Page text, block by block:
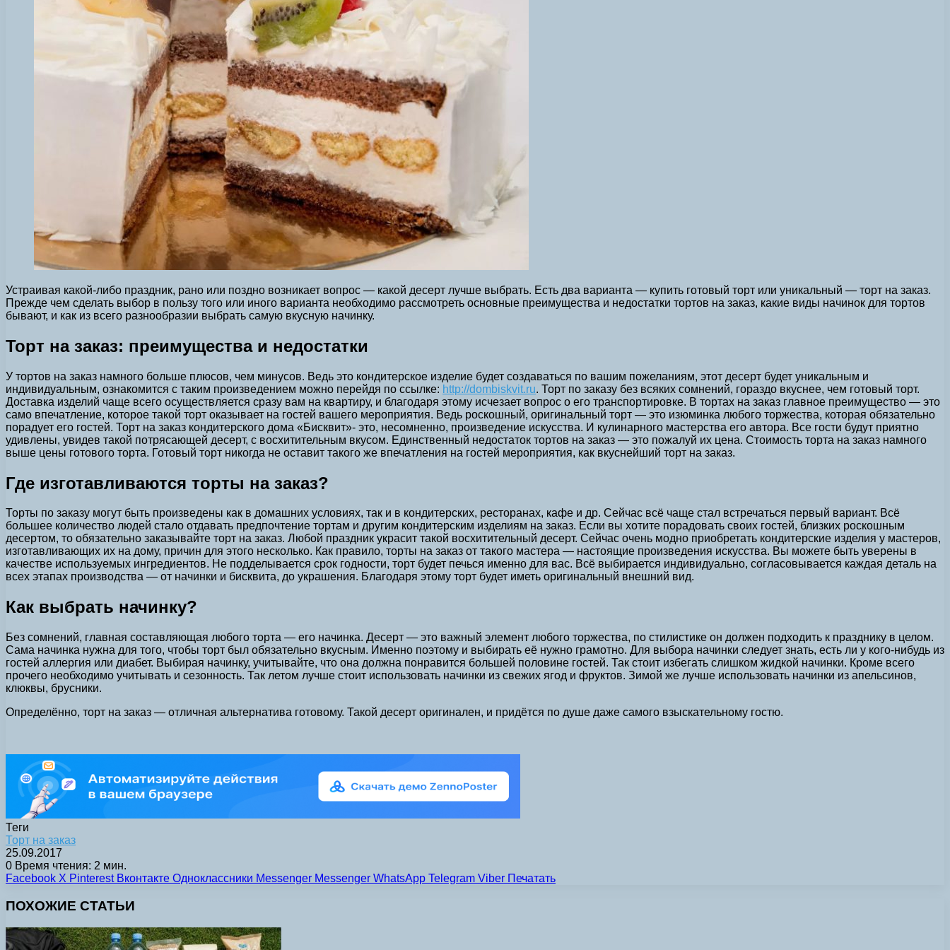
Устраивая какой-либо праздник, рано или поздно возникает вопрос — какой десерт лучше выбрать. Есть два варианта — купить готовый торт или уникальный — торт на заказ.
Прежде чем сделать выбор в пользу того или иного варианта необходимо рассмотреть основные преимущества и недостатки тортов на заказ, какие виды начинок для тортов
бывают, и как из всего разнообразии выбрать самую вкусную начинку.
Торт на заказ: преимущества и недостатки
У тортов на заказ намного больше плюсов, чем минусов. Ведь это кондитерское изделие будет создаваться по вашим пожеланиям, этот десерт будет уникальным и
индивидуальным, ознакомится с таким произведением можно перейдя по ссылке: http://dombiskvit.ru. Торт по заказу без всяких сомнений, гораздо вкуснее, чем готовый торт.
Доставка изделий чаще всего осуществляется сразу вам на квартиру, и благодаря этому исчезает вопрос о его транспортировке. В тортах на заказ главное преимущество — это
само впечатление, которое такой торт оказывает на гостей вашего мероприятия. Ведь роскошный, оригинальный торт — это изюминка любого торжества, которая обязательно
порадует его гостей. Торт на заказ кондитерского дома «Бисквит»- это, несомненно, произведение искусства. И кулинарного мастерства его автора. Все гости будут приятно
удивлены, увидев такой потрясающей десерт, с восхитительным вкусом. Единственный недостаток тортов на заказ — это пожалуй их цена. Стоимость торта на заказ намного
выше цены готового торта. Готовый торт никогда не оставит такого же впечатления на гостей мероприятия, как вкуснейший торт на заказ.
Где изготавливаются торты на заказ?
Торты по заказу могут быть произведены как в домашних условиях, так и в кондитерских, ресторанах, кафе и др. Сейчас всё чаще стал встречаться первый вариант. Всё
большее количество людей стало отдавать предпочтение тортам и другим кондитерским изделиям на заказ. Если вы хотите порадовать своих гостей, близких роскошным
десертом, то обязательно заказывайте торт на заказ. Любой праздник украсит такой восхитительный десерт. Сейчас очень модно приобретать кондитерские изделия у мастеров,
изготавливающих их на дому, причин для этого несколько. Как правило, торты на заказ от такого мастера — настоящие произведения искусства. Вы можете быть уверены в
качестве используемых ингредиентов. Не подделывается срок годности, торт будет печься именно для вас. Всё выбирается индивидуально, согласовывается каждая деталь на
всех этапах производства — от начинки и бисквита, до украшения. Благодаря этому торт будет иметь оригинальный внешний вид.
Как выбрать начинку?
Без сомнений, главная составляющая любого торта — его начинка. Десерт — это важный элемент любого торжества, по стилистике он должен подходить к празднику в целом.
Сама начинка нужна для того, чтобы торт был обязательно вкусным. Именно поэтому и выбирать её нужно грамотно. Для выбора начинки следует знать, есть ли у кого-нибудь из
гостей аллергия или диабет. Выбирая начинку, учитывайте, что она должна понравится большей половине гостей. Так стоит избегать слишком жидкой начинки. Кроме всего
прочего необходимо учитывать и сезонность. Так летом лучше стоит использовать начинки из свежих ягод и фруктов. Зимой же лучше использовать начинки из апельсинов,
клюквы, брусники.
Определённо, торт на заказ — отличная альтернатива готовому. Такой десерт оригинален, и придётся по душе даже самого взыскательному гостю.
Теги
Торт на заказ
25.09.2017
0 Время чтения: 2 мин.
Facebook X Pinterest Вконтакте Одноклассники Messenger Messenger WhatsApp Telegram Viber Печатать
ПОХОЖИЕ СТАТЬИ